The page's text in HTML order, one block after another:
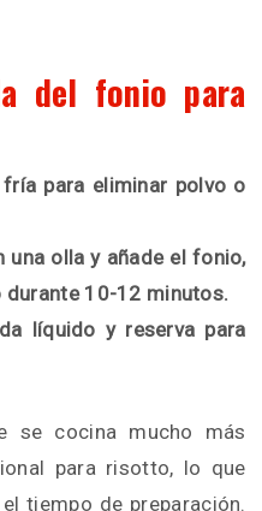
del fonio para
para eliminar polvo o
una olla y añade el fonio,
10-12 minutos.
líquido y reserva para
se cocina mucho más
para risotto, lo que
tiempo de preparación.